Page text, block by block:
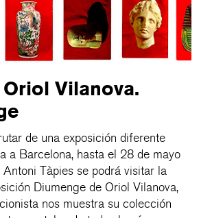
Oriol Vilanova.
de una exposición diferente
a Barcelona, hasta el 28 de mayo
Tàpies se podrá visitar la
Diumenge de Oriol Vilanova,
nos muestra su colección